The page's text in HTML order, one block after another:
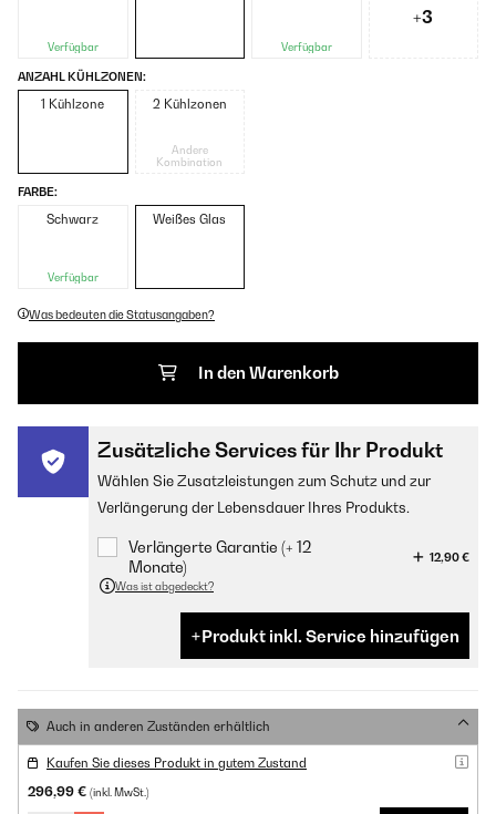
Verfügbar Verfügbar
+3
ANZAHL KÜHLZONEN:
1 Kühlzone 2 Kühlzonen
Andere
Kombination
FARBE:
Schwarz
Verfügbar
Weißes Glas
Was bedeuten die Statusangaben?
In den Warenkorb
Zusätzliche Services für Ihr Produkt
Wählen Sie Zusatzleistungen zum Schutz und zur
Verlängerung der Lebensdauer Ihres Produkts.
Verlängerte Garantie (+ 12
Monate)
12,90 €
Was ist abgedeckt?
Produkt inkl. Service hinzufügen
Auch in anderen Zuständen erhältlich
Kaufen Sie dieses Produkt in gutem Zustand
296,99 € (inkl. MwSt.)